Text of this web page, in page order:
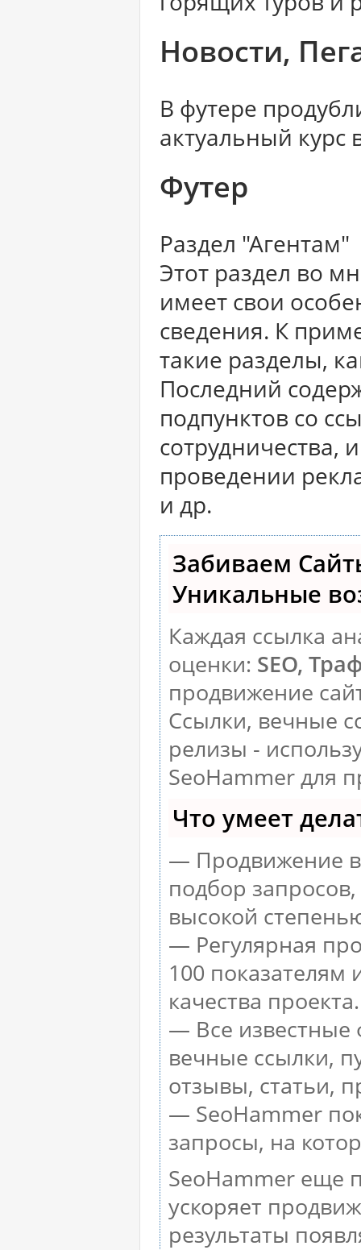
Новости,
В футере
актуальный курс
Футер
Раздел "Агентам"
Этот раздел во
имеет свои
сведения. К
такие разделы,
Последний
подпунктов со
сотрудничества,
проведении
и др.
Забиваем
Уникальные
Каждая ссылка
оценки: SEO,
продвижение
Ссылки, вечные
релизы -
SeoHammer для
Что умеет
— Продвижение в
подбор
высокой
— Регулярная
100 показателям
качества проекта.
— Все известные
вечные ссылки,
отзывы, статьи,
— SeoHammer
запросы, на
SeoHammer еще
ускоряет
результаты